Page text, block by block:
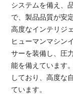
システムを備え、
で、製品品質が安
高度なインテリジ
ヒューマンマシン
サーを装備し、圧
能を備えています
しており、高度な
ています。